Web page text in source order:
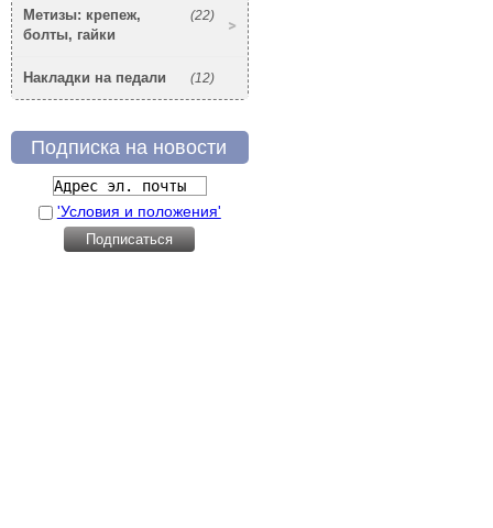
(22)
Метизы: крепеж,
болты, гайки
(12)
Накладки на педали
Подписка на новости
'Условия и положения'